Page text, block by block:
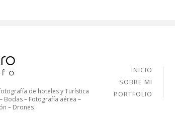
de hoteles y Turística
Bodas – Fotografía aérea –
– Drones
INICIO
SOBRE MI
PORTFOLIO